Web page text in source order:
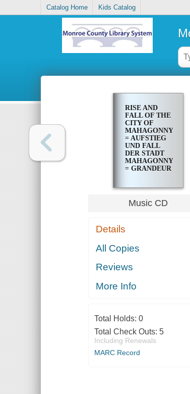
Catalog Home Kids Catalog
RISE AND
FALL OF THE
CITY OF
MAHAGONNY
= AUFSTIEG
UND FALL
DER STADT
MAHAGONNY
= GRANDEUR
DE LA VILLE
DE
MAHAGONNY
Music CD
Details
All Copies
Reviews
More Info
Total Holds: 0
Total Check Outs: 5
Including Renewals
MARC Record